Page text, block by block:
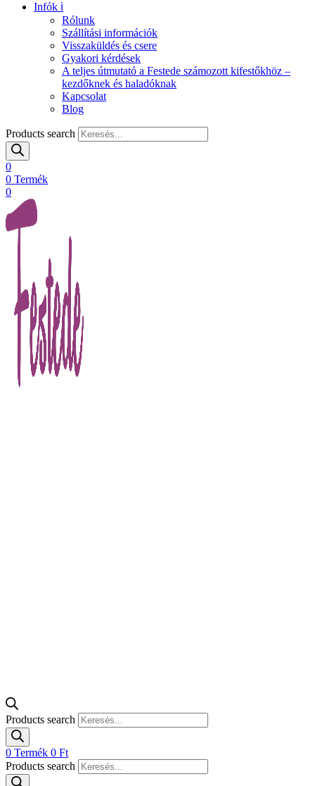
Infók ℹ️
Rólunk
Szállítási információk
Visszaküldés és csere
Gyakori kérdések
A teljes útmutató a Festede számozott kifestőkhöz –
kezdőknek és haladóknak
Kapcsolat
Blog
Products search
0
0 Termék
0
Products search
0 Termék 0 Ft
Products search